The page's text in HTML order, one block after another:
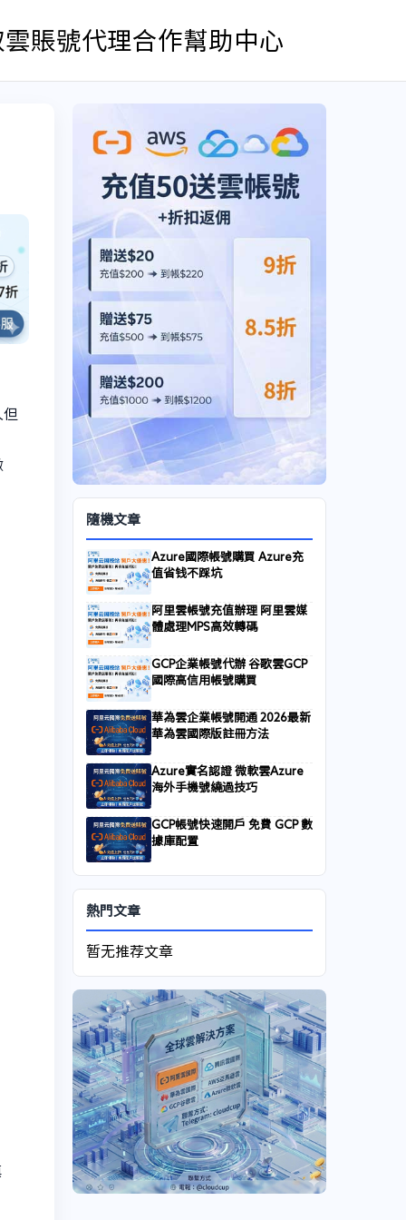
賬號代理合作幫助中心
隨機文章
Azure國際帳號購買 Azure充
值省钱不踩坑
阿里雲帳號充值辦理 阿里雲媒
體處理MPS高效轉碼
GCP企業帳號代辦 谷歌雲GCP
國際高信用帳號購買
華為雲企業帳號開通 2026最新
華為雲國際版註冊方法
Azure實名認證 微軟雲Azure
海外手機號繞過技巧
GCP帳號快速開戶 免費 GCP 數
據庫配置
熱門文章
暂无推荐文章